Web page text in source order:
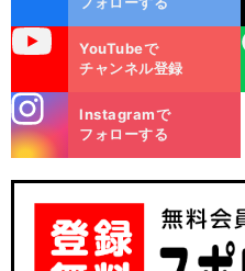
YouTubeで
チャンネル登録
LINE
m
Instagramで
フォローする